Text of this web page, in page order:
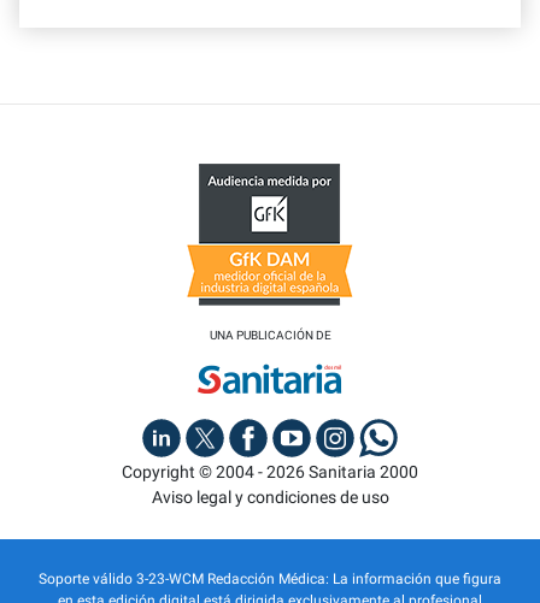
UNA PUBLICACIÓN DE
Copyright © 2004 - 2026 Sanitaria 2000
Aviso legal y condiciones de uso
Soporte válido 3-23-WCM Redacción Médica: La información que figura